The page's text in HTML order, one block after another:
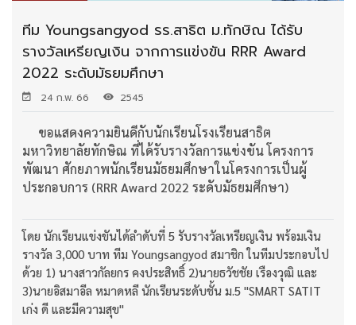
ทีม Youngsangyod รร.สาธิต ม.ทักษิณ ได้รับ
รางวัลเหรียญเงิน จากการแข่งขัน RRR Award
2022 ระดับมัธยมศึกษา
24 ก.พ. 66 2545
ขอแสดงความยินดีกับนักเรียนโรงเรียนสาธิต
มหาวิทยาลัยทักษิณ ที่ได้รับรางวัลการแข่งขัน โครงการ
พัฒนา ศักยภาพนักเรียนมัธยมศึกษาในโครงการเป็นผู้
ประกอบการ (RRR Award 2022 ระดับมัธยมศึกษา)
โดย นักเรียนแข่งขันได้ลําดับที่ 5 รับรางวัลเหรียญเงิน พร้อมเงิน
รางวัล 3,000 บาท ทีม Youngsangyod สมาชิก ในทีมประกอบไป
ด้วย 1) นางสาวกัลยกร คงประสิทธิ์ 2)นายธวัชชัย เรืองวุฒิ และ
3)นายอิสมาอีล หมาดหลี นักเรียนระดับชั้น ม.5 "SMART SATIT
เก่ง ดี และมีความสุข"